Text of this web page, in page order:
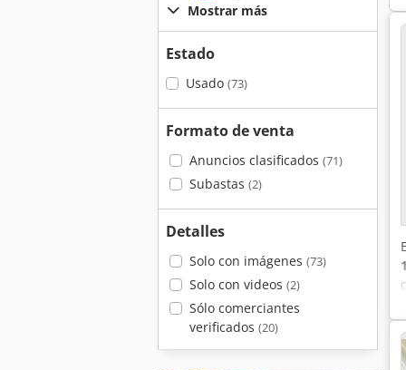
Mostrar más
Estado
Usado (73)
Formato de venta
Anuncios clasificados (71)
Subastas (2)
Detalles
Solo con imágenes (73)
Solo con videos (2)
Sólo comerciantes
verificados (20)